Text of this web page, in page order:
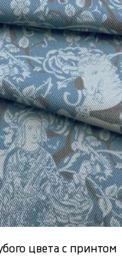
цвета с принтом